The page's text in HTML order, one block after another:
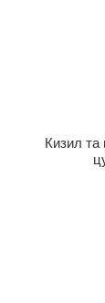
Кизил та